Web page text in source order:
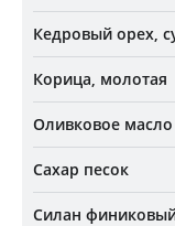
Кедровый орех,
Корица, молотая
Оливковое масло
Сахар песок
Силан